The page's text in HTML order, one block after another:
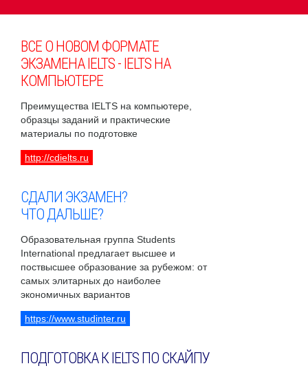
ВСЕ О НОВОМ ФОРМАТЕ
ЭКЗАМЕНА IELTS - IELTS НА
КОМПЬЮТЕРЕ
Преимущества IELTS на компьютере,
образцы заданий и практические
материалы по подготовке
http://cdielts.ru
СДАЛИ ЭКЗАМЕН?
ЧТО ДАЛЬШЕ?
Образовательная группа Students
International предлагает высшее и
поствысшее образование за рубежом: от
самых элитарных до наиболее
экономичных вариантов
https://www.studinter.ru
ПОДГОТОВКА К IELTS ПО СКАЙПУ